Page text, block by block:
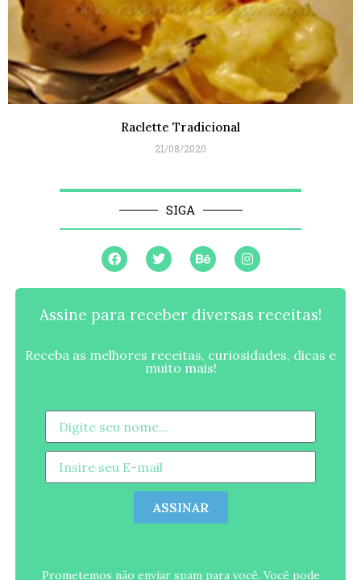
Raclette Tradicional
21/08/2020
SIGA
Assine para receber diversas receitas!
Receba as melhores receitas, curiosidades, dicas e
muito mais!
ASSINAR
Prometemos não enviar spam para você. Você pode